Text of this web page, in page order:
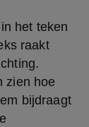
het teken
raakt
zien hoe
bijdraagt